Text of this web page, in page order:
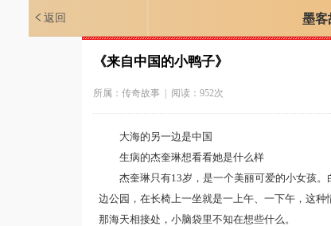
返回 墨客
《来自中国的小鸭子》
所属： 传奇故事| 阅读：952次
大海的另一边是中国
生病的杰奎琳想看看她是什么样
杰奎琳只有13岁，是一个美丽可爱的小女孩
边公园，在长椅上一坐就是一上午、一下午，这
那海天相接处，小脑袋里不知在想些什么。